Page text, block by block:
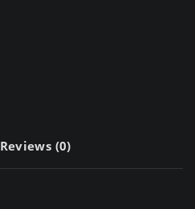
Reviews (0)